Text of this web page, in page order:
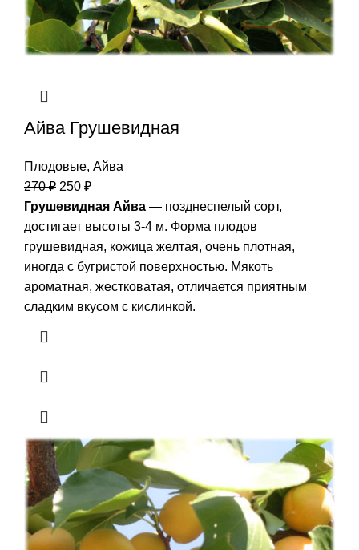
Айва Грушевидная
Плодовые, Айва
270₽ 250 ₽
Грушевидная Айва ― позднеспелый сорт,
достигает высоты 3-4 м. Форма плодов
грушевидная, кожица желтая, очень плотная,
иногда с бугристой поверхностью. Мякоть
ароматная, жестковатая, отличается приятным
сладким вкусом с кислинкой.